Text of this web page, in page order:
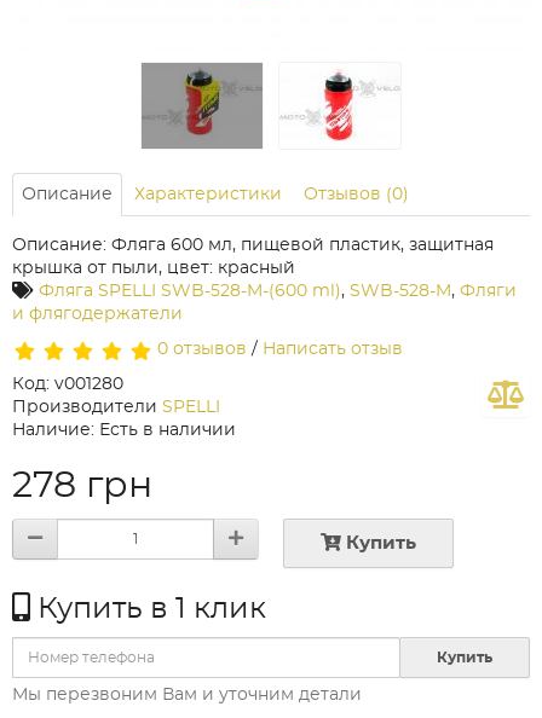
Описание Характеристики Отзывов (0)
Описание: Фляга 600 мл, пищевой пластик, защитная
крышка от пыли, цвет: красный
Фляга SPELLI SWB-528-M-(600 ml), SWB-528-M, Фляги
и флягодержатели
0 отзывов / Написать отзыв
Код: v001280
Производители SPELLI
Наличие: Есть в наличии
278 грн
Купить
Купить в 1 клик
Купить
Мы перезвоним Вам и уточним детали